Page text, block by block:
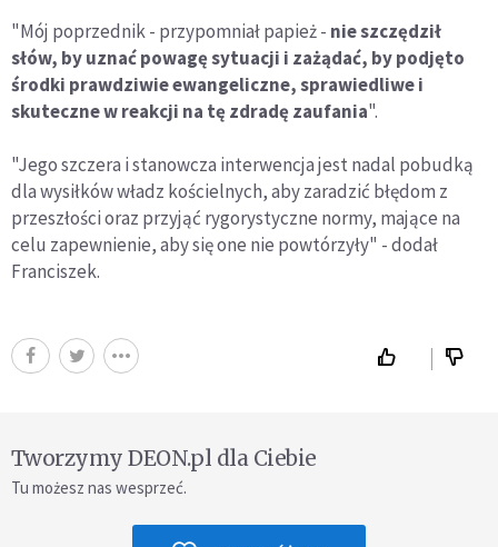
"Mój poprzednik - przypomniał papież - nie szczędził
słów, by uznać powagę sytuacji i zażądać, by podjęto
środki prawdziwie ewangeliczne, sprawiedliwe i
skuteczne w reakcji na tę zdradę zaufania".
"Jego szczera i stanowcza interwencja jest nadal pobudką
dla wysiłków władz kościelnych, aby zaradzić błędom z
przeszłości oraz przyjąć rygorystyczne normy, mające na
celu zapewnienie, aby się one nie powtórzyły" - dodał
Franciszek.
Tworzymy DEON.pl dla Ciebie
Tu możesz nas wesprzeć.